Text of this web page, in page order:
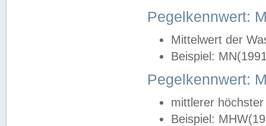
Pegelkennwert:
Mittelwert der
Beispiel:
Pegelkennwert:
mittlerer
Beispiel: